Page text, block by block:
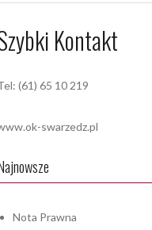
Kontakt
(61) 65 10 219
swarzedz.pl
Nota Prawna